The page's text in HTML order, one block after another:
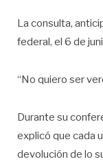
La consulta,
federal, el 6 de
“No quiero ser
Durante su
explicó que cada
devolución de lo